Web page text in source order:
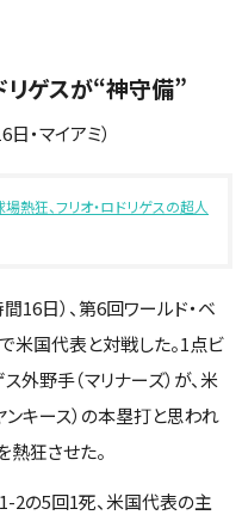
リゲスが“神守備”
・マイアミ）
熱狂、フリオ・ロドリゲスの超人
日）、第6回ワールド・ベ
で米国代表と対戦した。1点ビ
外野手（マリナーズ）が、米
ンキース）の本塁打と思われ
熱狂させた。
2の5回1死、米国代表の主